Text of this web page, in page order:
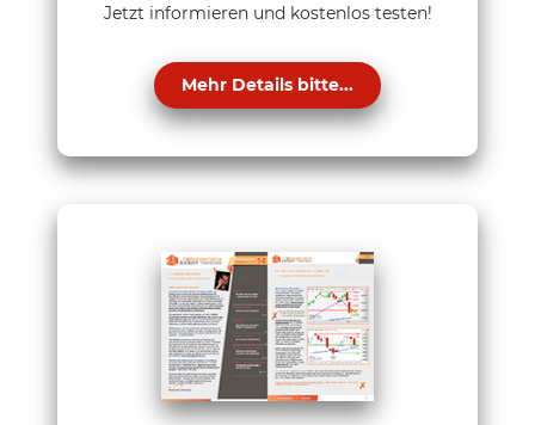
Jetzt informieren und kostenlos testen!
Mehr Details bitte...